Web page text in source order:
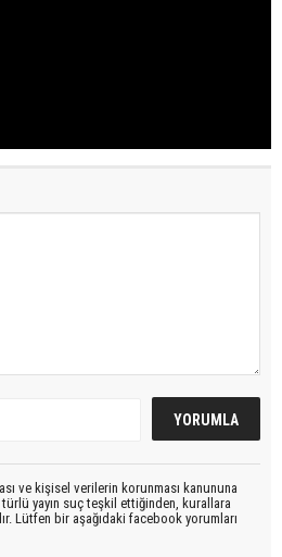
ve kişisel verilerin korunması kanununa
yayın suç teşkil ettiğinden, kurallara
Lütfen bir aşağıdaki facebook yorumları